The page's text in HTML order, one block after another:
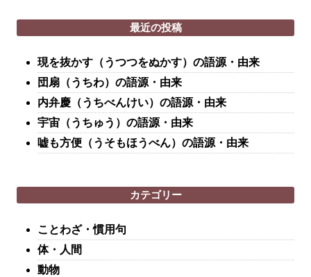
最近の投稿
現を抜かす（うつつをぬかす）の語源・由来
団扇（うちわ）の語源・由来
内弁慶（うちべんけい）の語源・由来
宇宙（うちゅう）の語源・由来
嘘も方便（うそもほうべん）の語源・由来
カテゴリー
ことわざ・慣用句
体・人間
動物